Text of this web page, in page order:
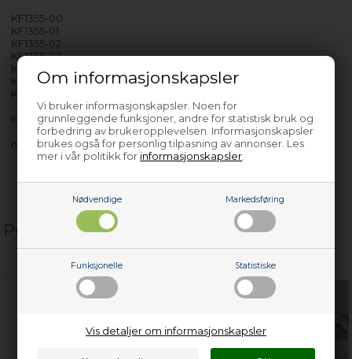
Om informasjonskapsler
Vi bruker informasjonskapsler. Noen for
grunnleggende funksjoner, andre for statistisk bruk og
forbedring av brukeropplevelsen. Informasjonskapsler
brukes også for personlig tilpasning av annonser. Les
mer i vår politikk for informasjonskapsler
Nødvendige Markedsføring
Funksjonelle Statistiske
Vis detaljer om informasjonskapsler
KF1355-00
KF1355-01
KF1355-02
KF1355-03
KF1355-04
KF1355-05
KF1355-06
KFL315
med flere…
Populære relaterte produkter